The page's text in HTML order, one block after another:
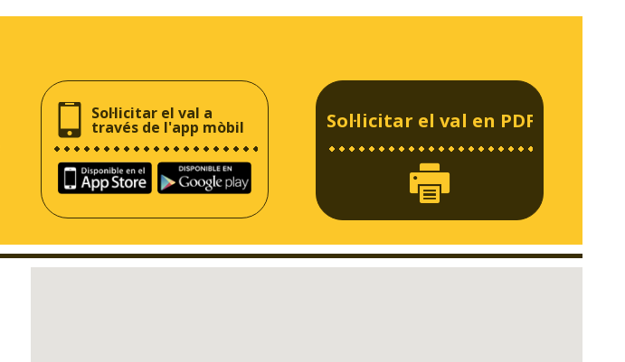
Sol·licitar el val a
través de l'app mòbil Sol·licitar el val en PDF